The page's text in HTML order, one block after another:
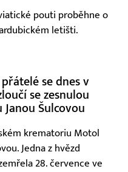
pouti proběhne o
letišti.
se dnes v
se zesnulou
Janou Šulcovou
krematoriu Motol
Jedna z hvězd
28. července ve